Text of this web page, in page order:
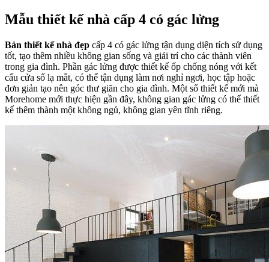
Mẫu thiết kế nhà cấp 4 có gác lửng
Bản thiết kế nhà đẹp cấp 4 có gác lửng tận dụng diện tích sử dụng
tốt, tạo thêm nhiều không gian sống và giải trí cho các thành viên
trong gia đình. Phần gác lửng được thiết kế ốp chống nóng với kết
cấu cửa sổ lạ mắt, có thể tận dụng làm nơi nghỉ ngơi, học tập hoặc
đơn giản tạo nên góc thư giãn cho gia đình. Một số thiết kế mới mà
Morehome mới thực hiện gần đây, không gian gác lửng có thể thiết
kế thêm thành một không ngủ, không gian yên tĩnh riêng.